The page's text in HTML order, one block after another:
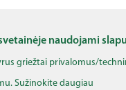
naudojami
griežtai privalomus/
Sužinokite daugiau